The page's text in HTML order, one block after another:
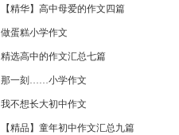
【精华】高中母爱的作文四篇
做蛋糕小学作文
精选高中的作文汇总七篇
那一刻……小学作文
我不想长大初中作文
【精品】童年初中作文汇总九篇